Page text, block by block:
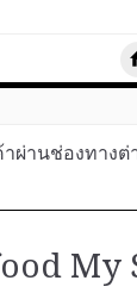
ผ่านช่องทางต่
My